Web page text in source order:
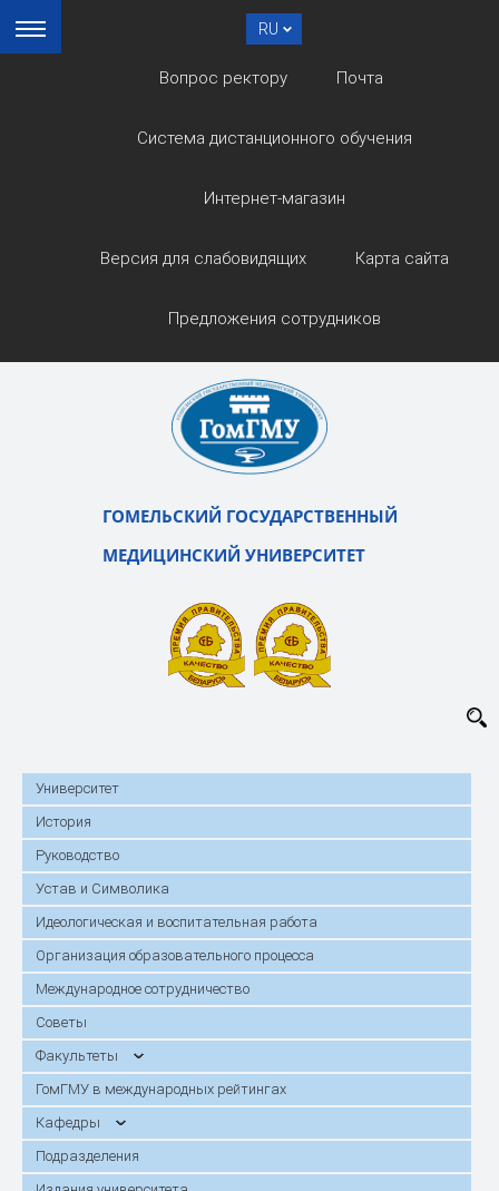
RU
Вопрос ректору Почта
Система дистанционного обучения
Интернет-магазин
Версия для слабовидящих Карта сайта
Предложения сотрудников
ГОМЕЛЬСКИЙ ГОСУДАРСТВЕННЫЙ
МЕДИЦИНСКИЙ УНИВЕРСИТЕТ
Университет
История
Руководство
Устав и Символика
Идеологическая и воспитательная работа
Организация образовательного процесса
Международное сотрудничество
Советы
Факультеты
ГомГМУ в международных рейтингах
Кафедры
Подразделения